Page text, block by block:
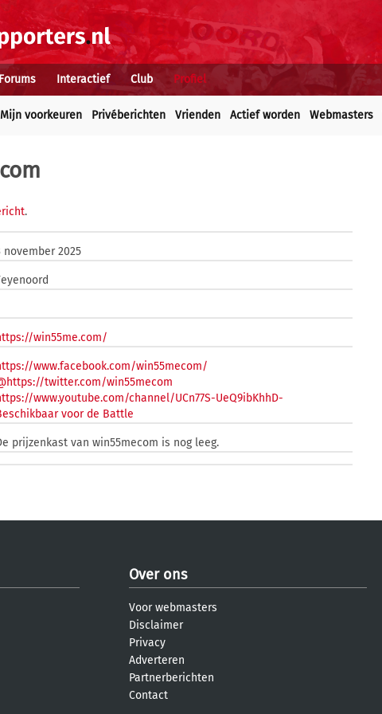
Forums Interactief Club Profiel
Mijn voorkeuren Privéberichten Vrienden Actief worden Webmasters
.
november 2025
win55me.com/
www.facebook.com/win55mecom/
twitter.com/win55mecom
www.youtube.com/channel/UCn77S-UeQ9ibKhhD-
voor de Battle
prijzenkast van win55mecom is nog leeg.
Over ons
Voor webmasters
Disclaimer
Privacy
Adverteren
Partnerberichten
Contact